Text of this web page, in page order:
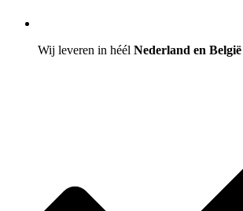
Wij leveren in héél Nederland en België